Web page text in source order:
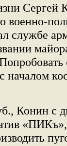
Сергей
военно-
службе
началом
Конин с